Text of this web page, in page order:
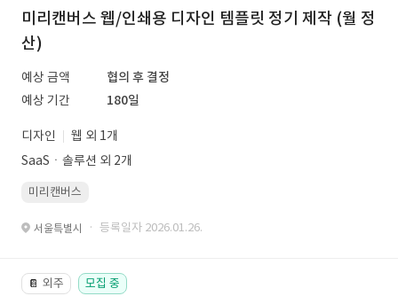
미리캔버스 웹/인쇄용 디자인 템플릿 정기 제작 (월 정
산)
예상 금액
협의 후 결정
예상 기간
180일
디자인
웹 외 1개
SaaSㆍ솔루션 외 2개
미리캔버스
서울특별시 · 등록일자 2026.01.26.
📔 외주 모집 중